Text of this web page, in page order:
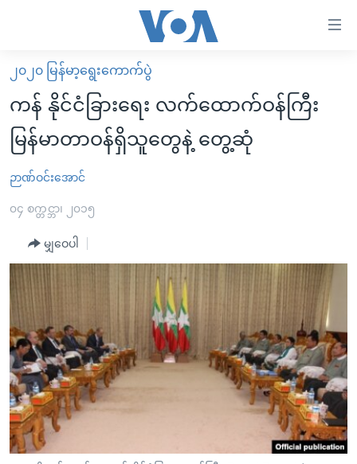
လွယ်ကူ
စေ
သည့်
Link
များ
ပင်မ
ကျော်
ကြည့်
ပင်မ
အ
ညွန်း
စာမျက်နှာ
သို့
ကျော်
မူလစာမျက်နှာ
မြန်မာ
ကမ္ဘာ့သတင်းများ
နိုင်ငံတကာ
အစ္စရေး-ပါလက်စတိုင်း
ဗွီဒီယို
အင်္ဂလိပ်စာလေ့လာမယ်
အမေရိကန်သုံးအီဒီယံ
ရုပ်ရှင်ထဲက အင်္ဂလိပ်စာ
သုတပဒေသာ အင်္ဂလိပ်စာ
အပတ်စဉ်ကဏ္ဍများ
တီဗွီ
ရေဒီယိုနှင့်ရုပ်သံ အချက်အလက်များ
ရေဒီယို/တီဗွီအစီအစဉ်
Learning English
ဗွီအိုအေ လူမှုကွန်ယက်များ
၂၀၂၀ မြန်မာ့ရွေးကောက်ပွဲ
ကန် နိုင်ငံခြားရေး လက်ထောက်ဝန်ကြီး
မြန်မာတာဝန်ရှိသူတွေနဲ့ တွေ့ဆုံ
ဉာဏ်ဝင်းအောင်
၀၄ စက္တင္ဘာ၊ ၂၀၁၅
မျှဝေပါ